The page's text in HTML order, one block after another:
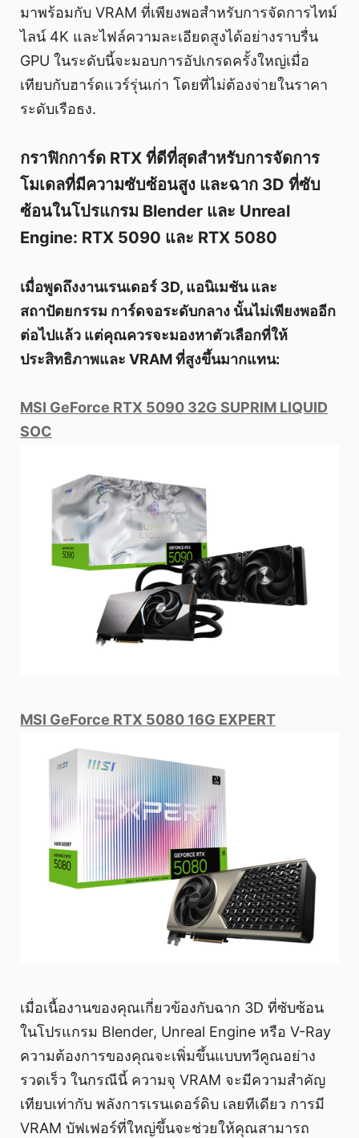
มาพร้อมกับ VRAM ที่เพียงพอสำหรับการจัดการไทม์
ไลน์ 4K และไฟล์ความละเอียดสูงได้อย่างราบรื่น
GPU ในระดับนี้จะมอบการอัปเกรดครั้งใหญ่เมื่อ
เทียบกับฮาร์ดแวร์รุ่นเก่า โดยที่ไม่ต้องจ่ายในราคา
ระดับเรือธง.
กราฟิกการ์ด RTX ที่ดีที่สุดสำหรับการจัดการ
โมเดลที่มีความซับซ้อนสูง และฉาก 3D ที่ซับ
ซ้อนในโปรแกรม Blender และ Unreal
Engine: RTX 5090 และ RTX 5080
เมื่อพูดถึงงานเรนเดอร์ 3D, แอนิเมชัน และ
สถาปัตยกรรม การ์ดจอระดับกลาง นั้นไม่เพียงพออีก
ต่อไปแล้ว แต่คุณควรจะมองหาตัวเลือกที่ให้
ประสิทธิภาพและ VRAM ที่สูงขึ้นมากแทน:
MSI GeForce RTX 5090 32G SUPRIM LIQUID
SOC
MSI GeForce RTX 5080 16G EXPERT
เมื่อเนื้องานของคุณเกี่ยวข้องกับฉาก 3D ที่ซับซ้อน
ในโปรแกรม Blender, Unreal Engine หรือ V-Ray
ความต้องการของคุณจะเพิ่มขึ้นแบบทวีคูณอย่าง
รวดเร็ว ในกรณีนี้ ความจุ VRAM จะมีความสำคัญ
เทียบเท่ากับ พลังการเรนเดอร์ดิบ เลยทีเดียว การมี
VRAM บัฟเฟอร์ที่ใหญ่ขึ้นจะช่วยให้คุณสามารถ